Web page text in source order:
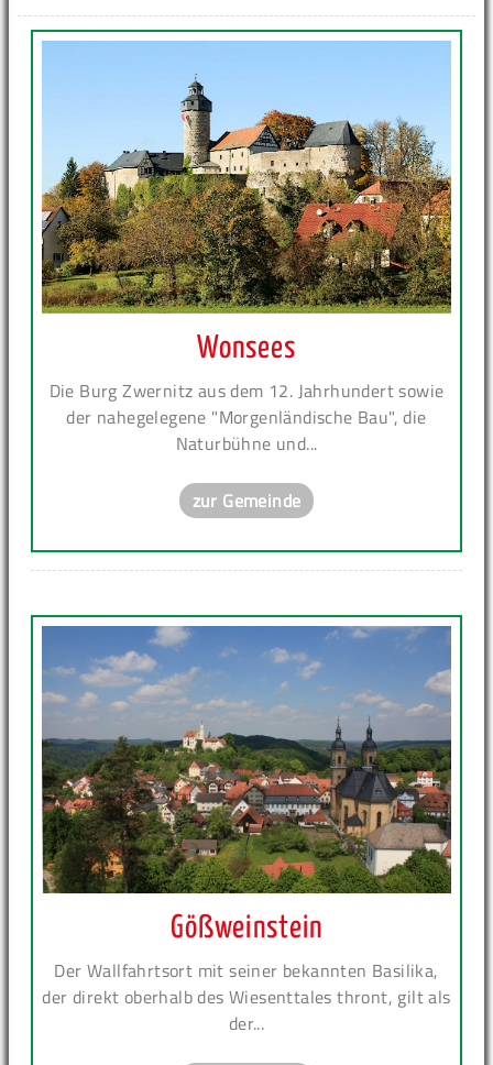
Wonsees
Die Burg Zwernitz aus dem 12. Jahrhundert sowie
der nahegelegene "Morgenländische Bau", die
Naturbühne und...
zur Gemeinde
Gößweinstein
Der Wallfahrtsort mit seiner bekannten Basilika,
der direkt oberhalb des Wiesenttales thront, gilt als
der...